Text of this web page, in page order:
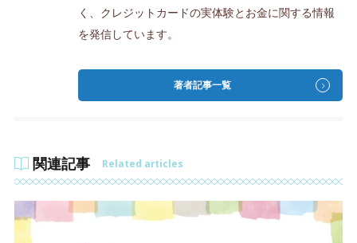
く、クレジットカードの実体験とお金に関する情報
を発信しています。
著者記事一覧
関連記事 Related articles